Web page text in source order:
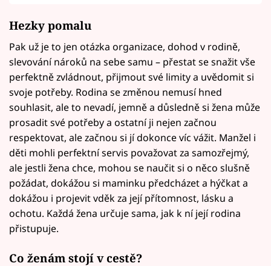
Hezky pomalu
Pak už je to jen otázka organizace, dohod v rodině,
slevování nároků na sebe samu – přestat se snažit vše
perfektně zvládnout, přijmout své limity a uvědomit si
svoje potřeby. Rodina se změnou nemusí hned
souhlasit, ale to nevadí, jemně a důsledně si žena může
prosadit své potřeby a ostatní ji nejen začnou
respektovat, ale začnou si jí dokonce víc vážit. Manžel i
děti mohli perfektní servis považovat za samozřejmý,
ale jestli žena chce, mohou se naučit si o něco slušně
požádat, dokážou si maminku předcházet a hýčkat a
dokážou i projevit vděk za její přítomnost, lásku a
ochotu. Každá žena určuje sama, jak k ní její rodina
přistupuje.
Co ženám stojí v cestě?